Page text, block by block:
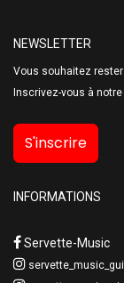
NEWSLETTER
Vous souhaitez
Inscrivez-vous à
S'inscrire
INFORMATIONS
Servette-Music